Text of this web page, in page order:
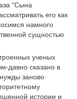
"Сына
его как
намного
сущностью
ученых
давно сказано в
заново
истории и